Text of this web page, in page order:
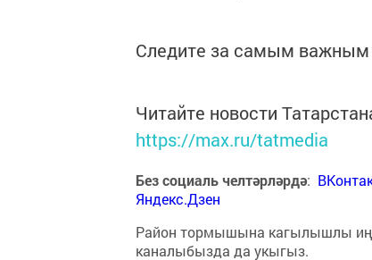
Следите за самым важным
Читайте новости
https://max.ru/tatmedia
Без социаль челтәрләрдә:
Яндекс.Дзен
Район тормышына кагылышлы
каналыбызда да укыгыз.